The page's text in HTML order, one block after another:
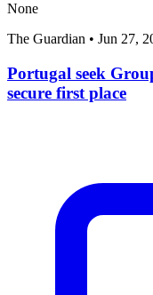
None
The Guardian • Jun 27,
Portugal seek
secure first place